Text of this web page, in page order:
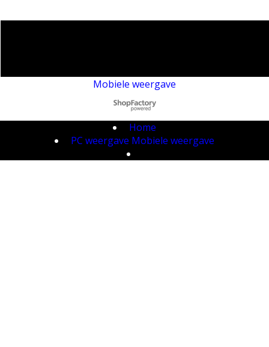
Mobiele weergave
Webwinkel gemaakt met
ShopFactory webwinkel
Home
PC weergave Mobiele weergave